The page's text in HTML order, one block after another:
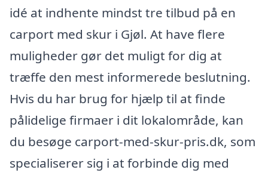
idé at indhente mindst tre tilbud på en
carport med skur i Gjøl. At have flere
muligheder gør det muligt for dig at
træffe den mest informerede beslutning.
Hvis du har brug for hjælp til at finde
pålidelige firmaer i dit lokalområde, kan
du besøge carport-med-skur-pris.dk, som
specialiserer sig i at forbinde dig med